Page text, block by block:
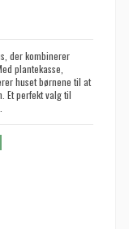
der kombinerer
plantekasse,
huset børnene til at
Et perfekt valg til